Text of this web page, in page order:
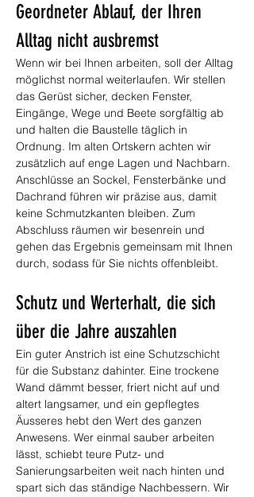
Geordneter Ablauf, der Ihren
Alltag nicht ausbremst
Wenn wir bei Ihnen arbeiten, soll der Alltag
möglichst normal weiterlaufen. Wir stellen
das Gerüst sicher, decken Fenster,
Eingänge, Wege und Beete sorgfältig ab
und halten die Baustelle täglich in
Ordnung. Im alten Ortskern achten wir
zusätzlich auf enge Lagen und Nachbarn.
Anschlüsse an Sockel, Fensterbänke und
Dachrand führen wir präzise aus, damit
keine Schmutzkanten bleiben. Zum
Abschluss räumen wir besenrein und
gehen das Ergebnis gemeinsam mit Ihnen
durch, sodass für Sie nichts offenbleibt.
Schutz und Werterhalt, die sich
über die Jahre auszahlen
Ein guter Anstrich ist eine Schutzschicht
für die Substanz dahinter. Eine trockene
Wand dämmt besser, friert nicht auf und
altert langsamer, und ein gepflegtes
Äusseres hebt den Wert des ganzen
Anwesens. Wer einmal sauber arbeiten
lässt, schiebt teure Putz- und
Sanierungsarbeiten weit nach hinten und
spart sich das ständige Nachbessern. Wir